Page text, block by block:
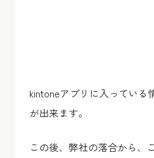
kintoneアプリに入っている
が出来ます。
この後、弊社の落合から、